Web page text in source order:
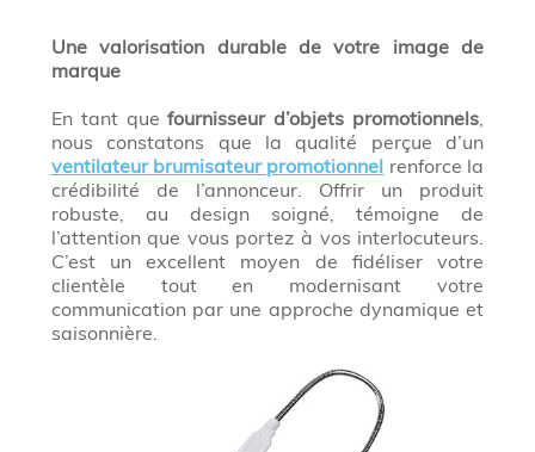
Une valorisation durable de votre image de
marque
En tant quefournisseur d’objets promotionnels
nous constatons que la qualité perçue d’un
ventilateur brumisateur promotionnel renforce la
crédibilité de l’annonceur. Offrir un produit
robuste, au design soigné, témoigne de
l’attention que vous portez à vos interlocuteurs.
C’est un excellent moyen de fidéliser votre
clientèle tout en modernisant votre
communication par une approche dynamique et
saisonnière.